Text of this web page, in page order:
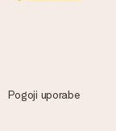
Pogoji uporabe